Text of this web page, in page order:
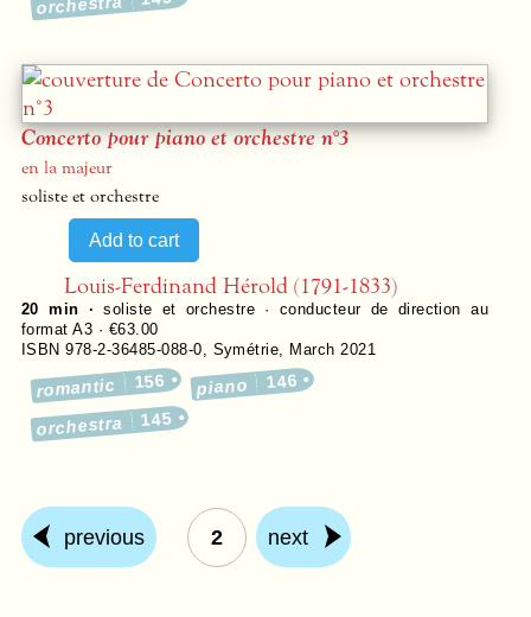
Concerto pour piano et orchestre n°3
en la majeur
soliste et orchestre
Louis-Ferdinand Hérold (1791-1833)
20 min ·soliste et orchestre · conducteur de direction au
format A3 · €63.00
ISBN 978-2-36485-088-0, Symétrie, March 2021
romantic 156 piano 146
orchestra 145
previous 2 next